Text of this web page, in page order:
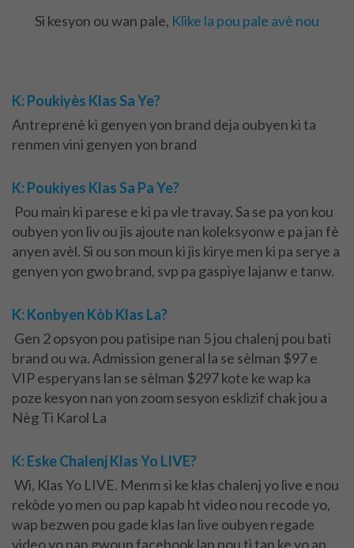
Si kesyon ou wan pale, Klike la pou pale avè nou
K: Poukiyès Klas Sa Ye?
Antreprenè ki genyen yon brand deja oubyen ki ta
renmen vini genyen yon brand
K: Poukiyes Klas Sa Pa Ye?
Pou main ki parese e ki pa vle travay. Sa se pa yon kou
oubyen yon liv ou jis ajoute nan koleksyonw e pa jan fè
anyen avèl. Si ou son moun ki jis kirye men ki pa serye a
genyen yon gwo brand, svp pa gaspiye lajanw e tanw.
K: Konbyen Kòb Klas La?
Gen 2 opsyon pou patisipe nan 5 jou chalenj pou bati
brand ou wa. Admission general la se sèlman $97 e
VIP esperyans lan se sèlman $297 kote ke wap ka
poze kesyon nan yon zoom sesyon esklizif chak jou a
Nèg Ti Karol La
K: Eske Chalenj Klas Yo LIVE?
Wi, Klas Yo LIVE. Menm si ke klas chalenj yo live e nou
rekòde yo men ou pap kapab ht video nou recode yo,
wap bezwen pou gade klas lan live oubyen regade
video yo nan gwoup facebook lan pou ti tan ke yo ap